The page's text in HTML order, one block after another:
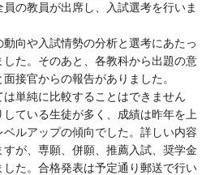
の教員が出席し、入試選考を行いま
向や入試情勢の分析と選考にあたっ
た。そのあと、各教科から出題の意
接官からの報告がありました。
単純に比較することはできません
ている生徒が多く、成績は昨年を上
ルアップの傾向でした。詳しい内容
が、専願、併願、推薦入試、奨学金
た。合格発表は予定通り郵送で行い